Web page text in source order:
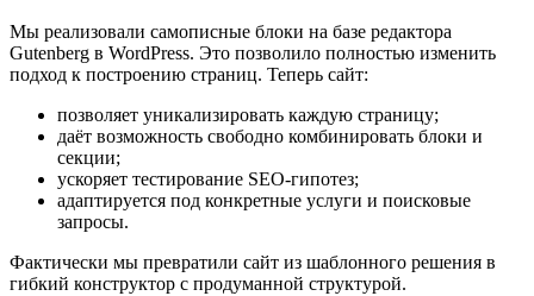
Мы реализовали самописные блоки на базе редактора
Gutenberg в WordPress. Это позволило полностью изменить
подход к построению страниц. Теперь сайт:
позволяет уникализировать каждую страницу;
даёт возможность свободно комбинировать блоки и
секции;
ускоряет тестирование SEO-гипотез;
адаптируется под конкретные услуги и поисковые
запросы.
Фактически мы превратили сайт из шаблонного решения в
гибкий конструктор с продуманной структурой.